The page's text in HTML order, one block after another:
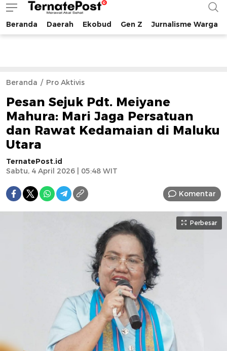
TernatePost.id
merawat akal sehat
Beranda Daerah Ekobud Gen Z Jurnalisme Warga
Beranda Pro Aktivis
Pesan Sejuk Pdt. Meiyane
Mahura: Mari Jaga Persatuan
dan Rawat Kedamaian di Maluku
Utara
TernatePost.id
Sabtu, 4 April 2026 | 05:48 WIT
Komentar
Perbesar